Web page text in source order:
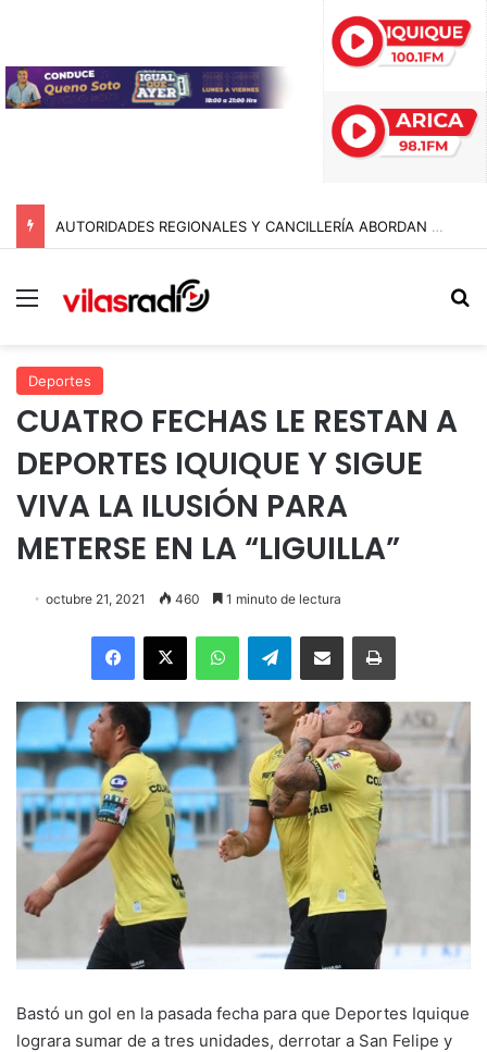
AUTORIDADES REGIONALES Y CANCILLERÍA ABORDAN SEGURIDAD TRANSNACIONAL EN EL CORREDOR BIOCEÁNICO
Menú
Deportes
CUATRO FECHAS LE RESTAN A
DEPORTES IQUIQUE Y SIGUE
VIVA LA ILUSIÓN PARA
METERSE EN LA “LIGUILLA”
octubre 21, 2021 460 1 minuto de lectura
Facebook
X WhatsAppTelegramEnviar vía email Imprimir
Bastó un gol en la pasada fecha para que Deportes Iquique
lograra sumar de a tres unidades, derrotar a San Felipe y